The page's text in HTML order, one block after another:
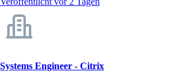
Systems Engineer - Citrix